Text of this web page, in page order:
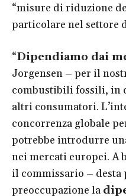
“misure di riduzione
particolare nel settore
“Dipendiamo dai
Jorgensen – per il
combustibili fossili, in
altri consumatori.
concorrenza globale
potrebbe introdurre
nei mercati europei. A
il commissario – desta
preoccupazione la